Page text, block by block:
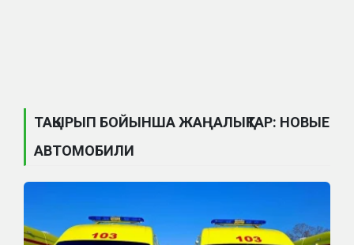
ТАҚЫРЫП БОЙЫНША ЖАҢАЛЫҚТАР: НОВЫЕ
АВТОМОБИЛИ